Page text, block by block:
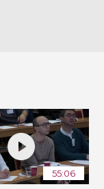
55:06